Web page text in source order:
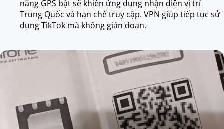
năng GPS bật sẽ khiến ứng dụng nhận diện vị trí
Trung Quốc và hạn chế truy cập. VPN giúp tiếp tục sử
dụng TikTok mà không gián đoạn.